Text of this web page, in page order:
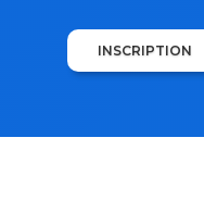
INSCRIPTION